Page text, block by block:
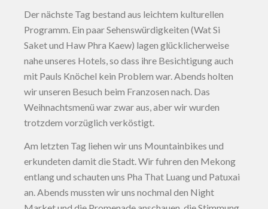
Der nächste Tag bestand aus leichtem kulturellen
Programm. Ein paar Sehenswürdigkeiten (Wat Si
Saket und Haw Phra Kaew) lagen glücklicherweise
nahe unseres Hotels, so dass ihre Besichtigung auch
mit Pauls Knöchel kein Problem war. Abends holten
wir unseren Besuch beim Franzosen nach. Das
Weihnachtsmenü war zwar aus, aber wir wurden
trotzdem vorzüglich verköstigt.
Am letzten Tag liehen wir uns Mountainbikes und
erkundeten damit die Stadt. Wir fuhren den Mekong
entlang und schauten uns Pha That Luang und Patuxai
an. Abends mussten wir uns nochmal den Night